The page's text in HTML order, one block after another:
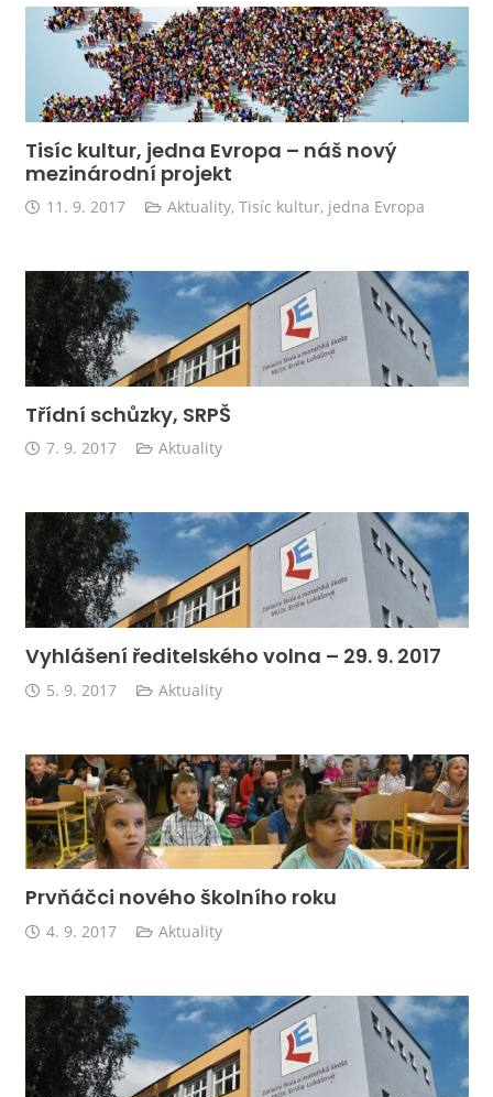
Tisíc kultur, jedna Evropa – náš nový
mezinárodní projekt
11. 9. 2017 Aktuality,Tisíc kultur, jedna Evropa
Třídní schůzky, SRPŠ
7. 9. 2017 Aktuality
Vyhlášení ředitelského volna – 29. 9. 2017
5. 9. 2017 Aktuality
Prvňáčci nového školního roku
4. 9. 2017 Aktuality